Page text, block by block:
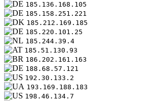
185.136.168.105
185.158.251.221
185.212.169.185
185.220.101.25
185.244.39.4
185.51.130.93
186.202.161.163
188.68.57.121
192.30.133.2
193.169.188.183
198.46.134.7